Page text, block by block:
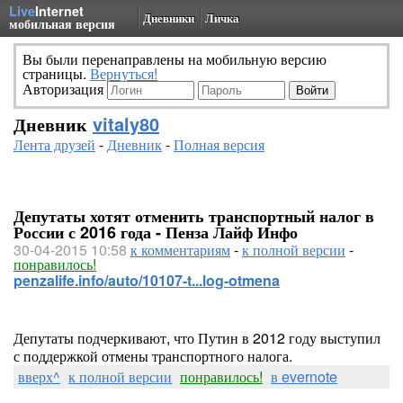
LiveInternet
мобильная версия Дневники Личка
Вы были перенаправлены на мобильную версию
страницы. Вернуться!
Авторизация
Дневник vitaly80
Лента друзей -Дневник-Полная версия
Депутаты хотят отменить транспортный налог в
России с 2016 года - Пенза Лайф Инфо
30-04-2015 10:58 к комментариям-к полной версии -
понравилось!
penzalife.info/auto/10107-t...log-otmena
Депутаты подчеркивают, что Путин в 2012 году выступил
с поддержкой отмены транспортного налога.
вверх^ к полной версии понравилось! в evernote